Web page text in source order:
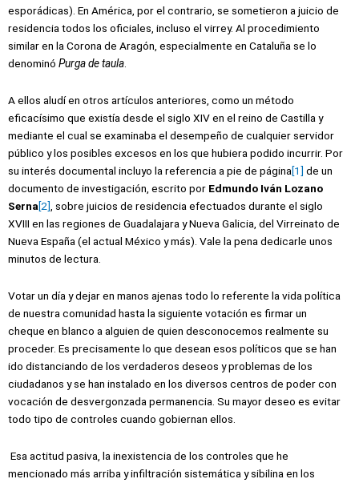
esporádicas). En América, por el contrario, se sometieron a juicio de
residencia todos los oficiales, incluso el virrey. Al procedimiento
similar en la Corona de Aragón, especialmente en Cataluña se lo
denominó Purga de taula
A ellos aludí en otros artículos anteriores, como un método
eficacísimo que existía desde el siglo XIV en el reino de Castilla y
mediante el cual se examinaba el desempeño de cualquier servidor
público y los posibles excesos en los que hubiera podido incurrir. Por
su interés documental incluyo la referencia a pie de página[1] de un
documento de investigación, escrito por Edmundo Iván Lozano
Serna[2] , sobre juicios de residencia efectuados durante el siglo
XVIII en las regiones de Guadalajara y Nueva Galicia, del Virreinato de
Nueva España (el actual México y más). Vale la pena dedicarle unos
minutos de lectura.
Votar un día y dejar en manos ajenas todo lo referente la vida política
de nuestra comunidad hasta la siguiente votación es firmar un
cheque en blanco a alguien de quien desconocemos realmente su
proceder. Es precisamente lo que desean esos políticos que se han
ido distanciando de los verdaderos deseos y problemas de los
ciudadanos y se han instalado en los diversos centros de poder con
vocación de desvergonzada permanencia. Su mayor deseo es evitar
todo tipo de controles cuando gobiernan ellos.
Esa actitud pasiva, la inexistencia de los controles que he
mencionado más arriba y infiltración sistemática y sibilina en los